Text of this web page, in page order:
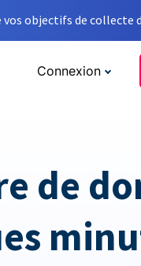
objectifs de collecte
Connexion
de